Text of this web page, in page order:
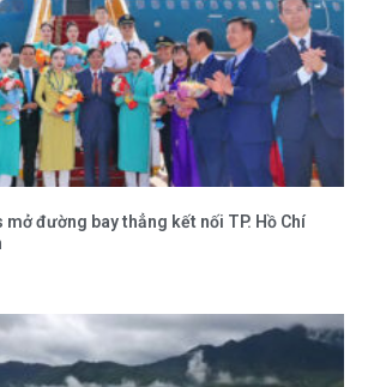
đường bay thẳng kết nối TP. Hồ Chí